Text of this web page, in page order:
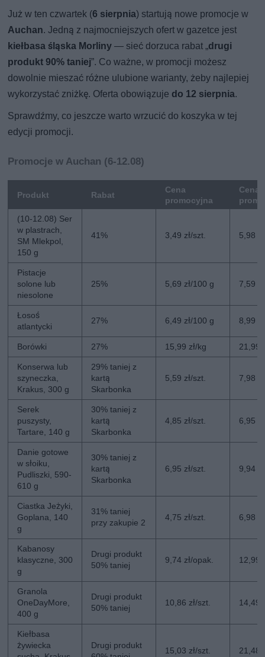
Już w ten czwartek (6 sierpnia) startują nowe promocje w
Auchan. Jedną z najmocniejszych ofert w gazetce jest
kiełbasa śląska Morliny — sieć dorzuca rabat „drugi
produkt 90% taniej”. Co ważne, w promocji możesz
dowolnie mieszać różne ulubione warianty, żeby najlepiej
wykorzystać zniżkę. Oferta obowiązuje do 12 sierpnia.
Sprawdźmy, co jeszcze warto wrzucić do koszyka w tej
edycji promocji.
Promocje w Auchan (6-12.08)
Produkt Rabat
Cena
promocyjna
Cena
(10-12.08) Ser
w plastrach,
SM Mlekpol,
150 g
41% 3,49 zł/szt. 5,98
Pistacje
solone lub
niesolone
25% 5,69 zł/100 g 7,59
Łosoś
atlantycki
27% 6,49 zł/100 g 8,99
Borówki 27% 15,99 zł/kg 21,99
Konserwa lub
szyneczka,
Krakus, 300 g
29% taniej z
kartą
Skarbonka
5,59 zł/szt. 7,98
Serek
puszysty,
Tartare, 140 g
30% taniej z
kartą
Skarbonka
4,85 zł/szt. 6,95
Danie gotowe
w słoiku,
Pudliszki, 590-
610 g
30% taniej z
kartą
Skarbonka
6,95 zł/szt. 9,94
Ciastka Jeżyki,
Goplana, 140
g
31% taniej
przy zakupie 2
4,75 zł/szt. 6,98
Kabanosy
klasyczne, 300
g
Drugi produkt
50% taniej
9,74 zł/opak. 12,99
Granola
OneDayMore,
400 g
Drugi produkt
50% taniej
10,86 zł/szt. 14,49
Kiełbasa
żywiecka
Drugi produkt
15,03 zł/szt. 21,48